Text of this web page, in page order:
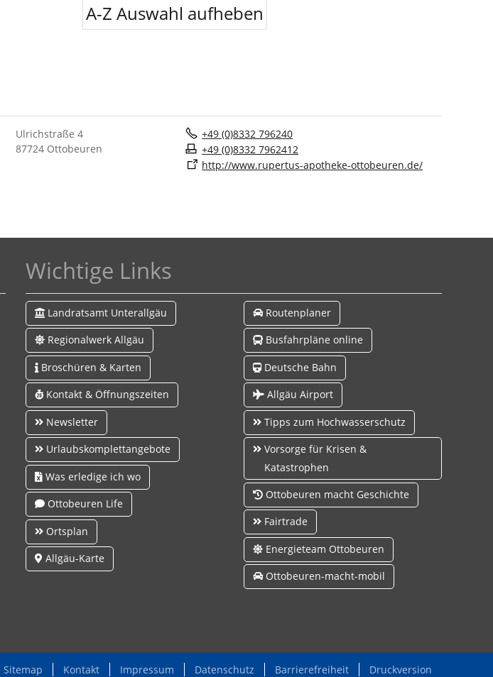
A-Z Auswahl aufheben
Ulrichstraße 4
87724 Ottobeuren
+49 (0)8332 796240
+49 (0)8332 7962412
http://www.rupertus-apotheke-ottobeuren.de/
Wichtige Links
Landratsamt Unterallgäu
Regionalwerk Allgäu
Broschüren & Karten
Kontakt & Öffnungszeiten
Newsletter
Urlaubskomplettangebote
Was erledige ich wo
Ottobeuren Life
Ortsplan
Allgäu-Karte
Routenplaner
Busfahrpläne online
Deutsche Bahn
Allgäu Airport
Tipps zum Hochwasserschutz
Vorsorge für Krisen &
Katastrophen
Ottobeuren macht Geschichte
Fairtrade
Energieteam Ottobeuren
Ottobeuren-macht-mobil
Sitemap Kontakt Impressum Datenschutz Barrierefreiheit Druckversion